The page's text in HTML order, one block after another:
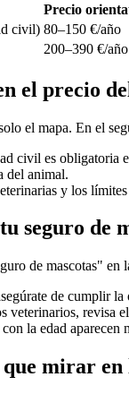
Precio
civil) 80–150 €/año
200–390 €/año
el precio
el mapa. En el
civil es obligatoria
del animal.
y los límites
seguro de
de mascotas" en
de cumplir
veterinarios, revisa
la edad aparecen
que mirar